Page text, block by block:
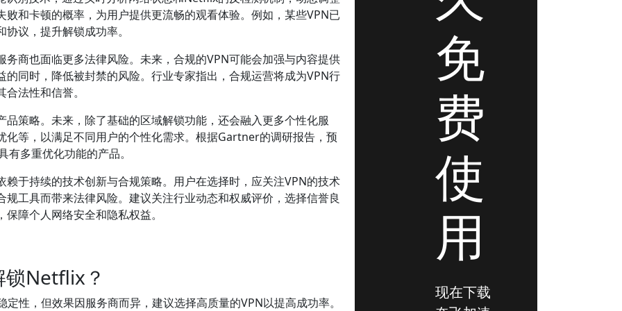
和卡顿的概率，为用户提供更流畅的观看体验。例如，某些VPN已
议，提升解锁成功率。
商也面临更多法律风险。未来，合规的VPN可能会加强与内容提供
同时，降低被封禁的风险。行业专家指出，合规运营将成为VPN行
法性和信誉。
策略。未来，除了基础的区域解锁功能，还会融入更多个性化服
化等，以满足不同用户的个性化需求。根据Gartner的调研报告，预
多重优化功能的产品。
于持续的技术创新与合规策略。用户在选择时，应关注VPN的技术
工具而带来法律风险。建议关注行业动态和权威评价，选择信誉良
障个人网络安全和隐私权益。
锁Netflix？
性，但效果因服务商而异，建议选择高质量的VPN以提高成功率。
免
费
使
用
现在下载